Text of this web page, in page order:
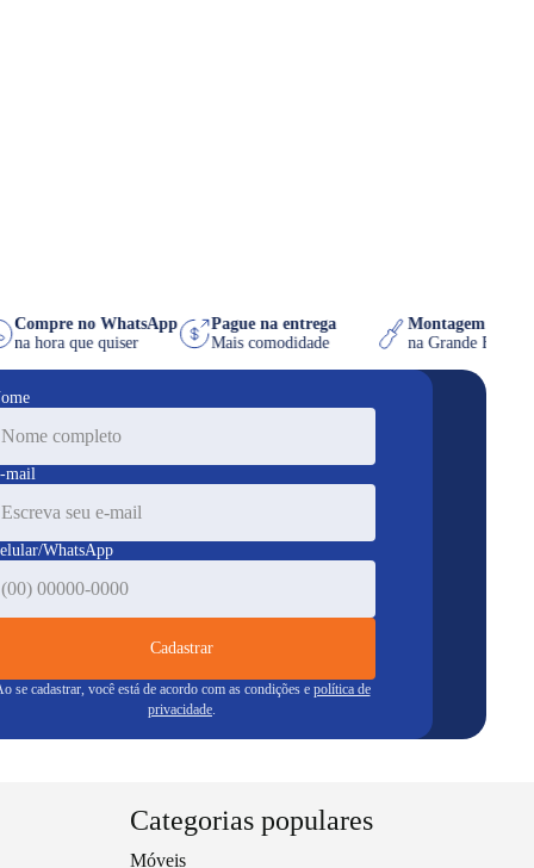
Compre no WhatsApp
na hora que quiser
Pague na entrega
Mais comodidade
Montagem
na Grande
mail
WhatsApp
Cadastrar
se cadastrar, você está de acordo com as condições e política de
privacidade.
Categorias populares
Móveis